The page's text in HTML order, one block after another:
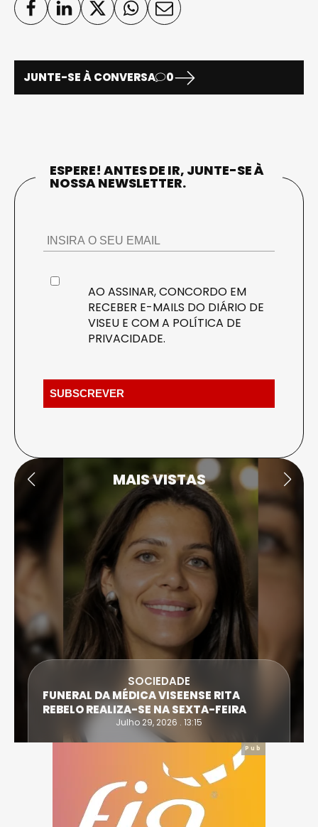
JUNTE-SE À CONVERSA 0
ESPERE! ANTES DE IR, JUNTE-SE À
NOSSA NEWSLETTER.
AO ASSINAR, CONCORDO EM
RECEBER E-MAILS DO DIÁRIO DE
VISEU E COM A POLÍTICA DE
PRIVACIDADE.
MAIS VISTAS
ATLETA DE CASTRO DAIRE SUPERA
EXTREMA DO TRIATLO E TORNA-SE
IRONWOMAN
Julho 28, 2026 . 16:14
Pub